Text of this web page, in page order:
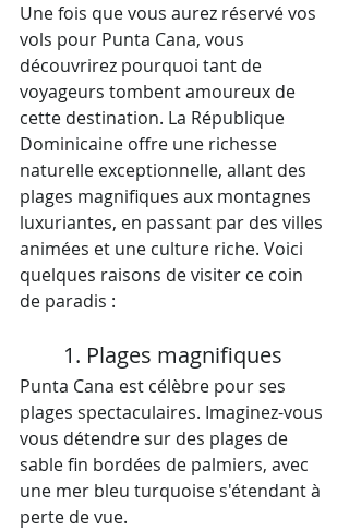
Une fois que vous aurez réservé vos
vols pour Punta Cana, vous
découvrirez pourquoi tant de
voyageurs tombent amoureux de
cette destination. La République
Dominicaine offre une richesse
naturelle exceptionnelle, allant des
plages magnifiques aux montagnes
luxuriantes, en passant par des villes
animées et une culture riche. Voici
quelques raisons de visiter ce coin
de paradis :
1. Plages magnifiques
Punta Cana est célèbre pour ses
plages spectaculaires. Imaginez-vous
vous détendre sur des plages de
sable fin bordées de palmiers, avec
une mer bleu turquoise s'étendant à
perte de vue.